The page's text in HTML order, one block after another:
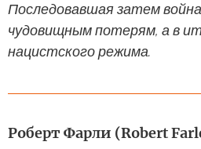
Последовавшая затем
чудовищным потерям, а в
нацистского режима.
Роберт Фарли (Robert